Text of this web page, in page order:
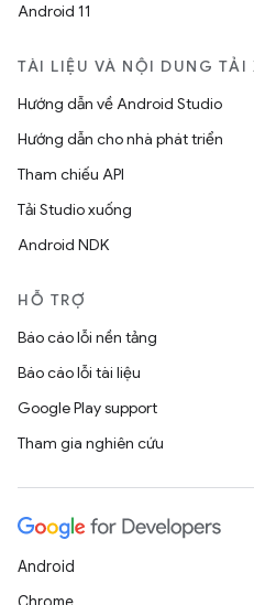
Android 11
TÀI LIỆU VÀ NỘI DUNG TẢI
Hướng dẫn về Android Studio
Hướng dẫn cho nhà phát triển
Tham chiếu API
Tải Studio xuống
Android NDK
HỖ TRỢ
Báo cáo lỗi nền tảng
Báo cáo lỗi tài liệu
Google Play support
Tham gia nghiên cứu
Android